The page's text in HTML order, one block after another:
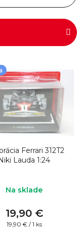
Ferrari 312T2
Lauda 1:24
Na sklade
19,90 €
Jednotková
19,90 € / 1 ks